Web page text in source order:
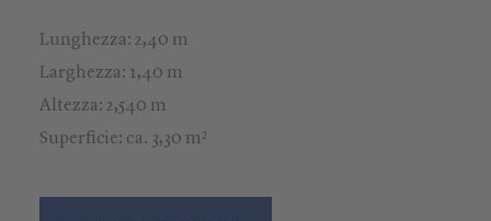
Lunghezza: 2,40 m
Larghezza: 1,40 m
Altezza: 2,540 m
Superficie: ca. 3,30 m²